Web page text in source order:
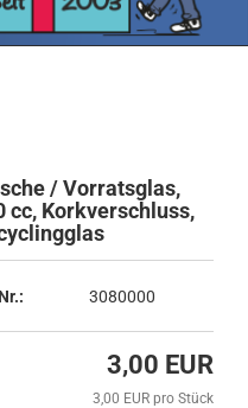
/ Vorratsglas,
cc, Korkverschluss,
3080000
3,00 EUR
3,00 EUR pro Stück